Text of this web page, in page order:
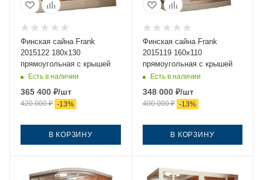
Финская сайна Frank
2015122 180х130
прямоугольная с крышей
Есть в наличии
365 400 ₽/шт
420 000₽ -13%
В КОРЗИНУ
Финская сайна Frank
2015119 160х110
прямоугольная с крышей
Есть в наличии
348 000₽/шт
400 000₽ -13%
В КОРЗИНУ